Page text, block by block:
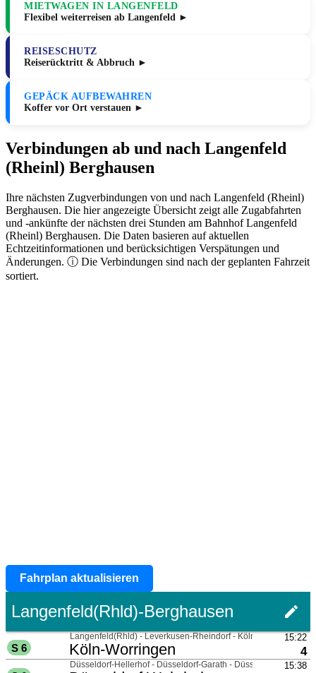
MIETWAGEN IN LANGENFELD
Flexibel weiterreisen ab Langenfeld ►
REISESCHUTZ
Reiserücktritt & Abbruch ►
GEPÄCK AUFBEWAHREN
Koffer vor Ort verstauen ►
Verbindungen ab und nach Langenfeld
(Rheinl) Berghausen
Ihre nächsten Zugverbindungen von und nach Langenfeld (Rheinl)
Berghausen. Die hier angezeigte Übersicht zeigt alle Zugabfahrten
und -ankünfte der nächsten drei Stunden am Bahnhof Langenfeld
(Rheinl) Berghausen. Die Daten basieren auf aktuellen
Echtzeitinformationen und berücksichtigen Verspätungen und
Änderungen. ⓘ Die Verbindungen sind nach der geplanten Fahrzeit
sortiert.
Fahrplan aktualisieren